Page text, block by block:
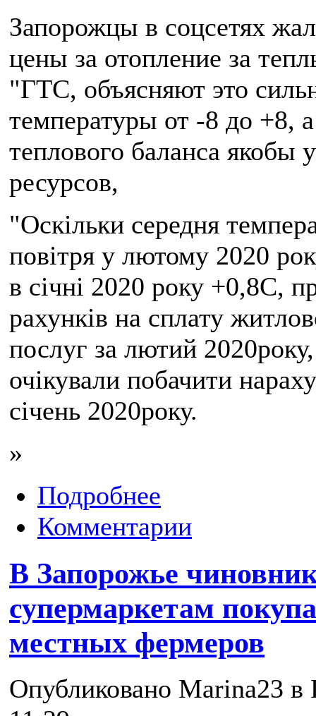
Запорожцы в соцсетях
цены за отопление за
"ГТС, объясняют это
температуры от -8 до +8,
теплового баланса якобы
ресурсов,
"Оскільки середня
повітря у лютому 2020
в січні 2020 року +0,8С,
рахунків на сплату
послуг за лютий
очікували побачити
січень 2020року.
»
Подробнее
Комментарии
В Запорожье
супермаркетам
местных фермеров
Опубликовано Marina23